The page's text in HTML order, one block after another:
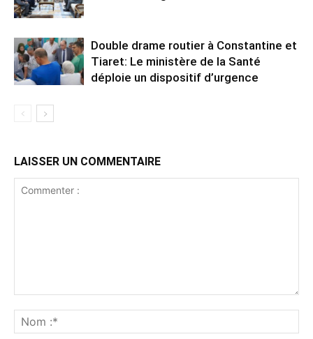
Double drame routier à Constantine et
Tiaret: Le ministère de la Santé
déploie un dispositif d’urgence
LAISSER UN COMMENTAIRE